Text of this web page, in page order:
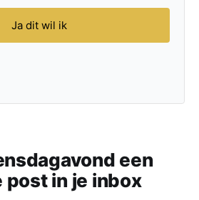
Ja dit wil ik
een
post in je inbox